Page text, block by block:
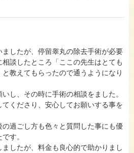
したが、停留睾丸の除去手術が必要
談したところ「ここの先生はとても
教えてもらったので通うようになり
し、その時に手術の相談をました。
くださり、安心してお願いする事を
過ごし方も色々と質問した事にも優
す。
したが、料金も良心的で助かりまし